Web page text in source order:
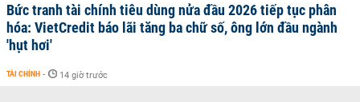
Bức tranh tài chính tiêu dùng nửa đầu 2026 tiếp tục phân
hóa: VietCredit báo lãi tăng ba chữ số, ông lớn đầu ngành
'hụt hơi'
TÀI CHÍNH - 14 giờ trước